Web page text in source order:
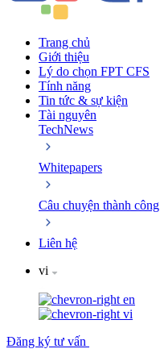
Trang chủ
Giới thiệu
Lý do chọn FPT CFS
Tính năng
Tin tức & sự kiện
Tài nguyên
TechNews
Whitepapers
Câu chuyện thành công
Liên hệ
vi
en
vi
Đăng ký tư vấn